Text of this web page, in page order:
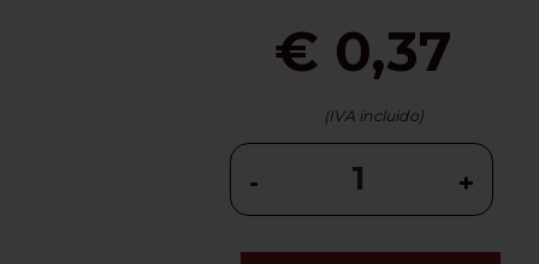
€ 0,37
(IVA incluido)
- +